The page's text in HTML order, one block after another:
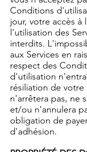
Conditions
jour, votre accès à
l'utilisation des
interdits.
aux Services en
respect des
d'utilisation
résiliation de
n'arrêtera pas, ne
et/ou n'annulera
obligation de
d'adhésion.